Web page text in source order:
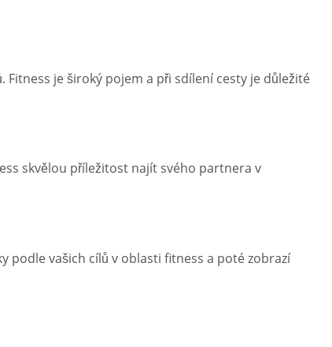
je široký pojem a při sdílení cesty je důležité
skvělou příležitost najít svého partnera v
podle vašich cílů v oblasti fitness a poté zobrazí